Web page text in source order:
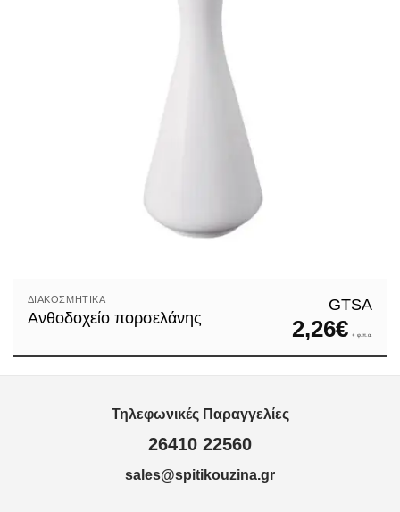
ΔΙΑΚΟΣΜΗΤΙΚΆ
Ανθοδοχείο πορσελάνης
GTSA
2,26€ + φ.π.α.
Τηλεφωνικές Παραγγελίες
26410 22560
sales@spitikouzina.gr